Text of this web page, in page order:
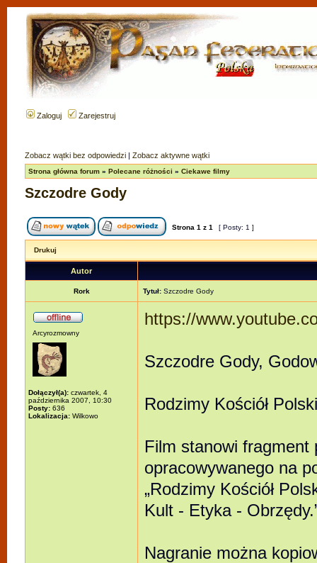
Zaloguj Zarejestruj
Zobacz wątki bez odpowiedzi | Zobacz aktywne wątki
Strona główna forum » Polecane różności » Ciekawe filmy
Szczodre Gody
Strona 1 z 1 [ Posty: 1 ]
Drukuj
Autor
Rork Tytuł: Szczodre Gody
Arcyrozmowny
Dołączył(a): czwartek, 4
października 2007, 10:30
Posty: 636
Lokalizacja: Wilkowo
https://
Szczodre Gody,
Rodzimy Kościół
Film stanowi fragment
opracowywanego na
„Rodzimy Kościół
Kult - Etyka -
Nagranie można